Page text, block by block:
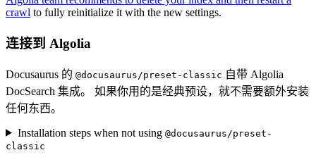
crawl to fully reinitialize it with the new settings.
连接到 Algolia
Docusaurus 的 @docusaurus/preset-classic 自带 Algolia
DocSearch 集成。 如果你用的是经典预设，就不需要额外安装
任何东西。
Installation steps when not using @docusaurus/preset-
classic